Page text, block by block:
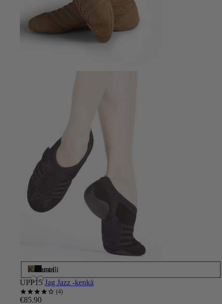
Karamelli
Musta
UPP15 Jag Jazz -kenkä
4
€85.90